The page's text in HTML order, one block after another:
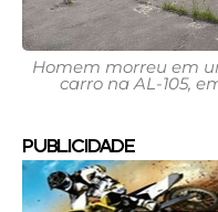
Homem morreu em
carro na AL-105,
PUBLICIDADE